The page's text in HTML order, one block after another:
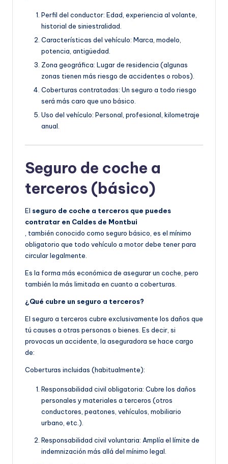
Perfil del conductor: Edad, experiencia al volante,
historial de siniestralidad.
Características del vehículo: Marca, modelo,
potencia, antigüedad.
Zona geográfica: Lugar de residencia (algunas
zonas tienen más riesgo de accidentes o robos).
Coberturas contratadas: Un seguro a todo riesgo
será más caro que uno básico.
Uso del vehículo: Personal, profesional, kilometraje
anual.
Seguro de coche a
terceros (básico)
El seguro de coche a terceros que puedes
contratar en Caldes de Montbui
, también conocido como seguro básico, es el mínimo
obligatorio que todo vehículo a motor debe tener para
circular legalmente.
Es la forma más económica de asegurar un coche, pero
también la más limitada en cuanto a coberturas.
¿Qué cubre un seguro a terceros?
El seguro a terceros cubre exclusivamente los daños que
tú causes a otras personas o bienes. Es decir, si
provocas un accidente, la aseguradora se hace cargo
de:
Coberturas incluidas (habitualmente):
Responsabilidad civil obligatoria: Cubre los daños
personales y materiales a terceros (otros
conductores, peatones, vehículos, mobiliario
urbano, etc.).
Responsabilidad civil voluntaria: Amplía el límite de
indemnización más allá del mínimo legal.